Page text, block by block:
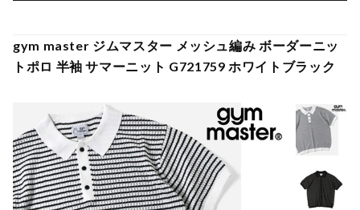
gym master ジムマスター メッシュ編み ボーダーニッ
トポロ 半袖 サマーニット G721759 ホワイトブラック